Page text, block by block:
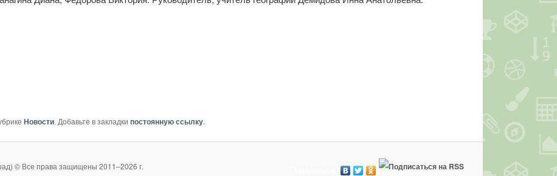
Новости. Добавьте в закладки постоянную ссылку.
© Все права защищены 2011–2026 г.